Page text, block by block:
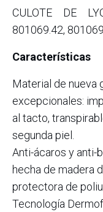
CULOTE DE
801069.42,
Características
Material de nueva
excepcionales:
al tacto,
segunda piel.
Anti-ácaros y anti-
hecha de madera
protectora de
Tecnología